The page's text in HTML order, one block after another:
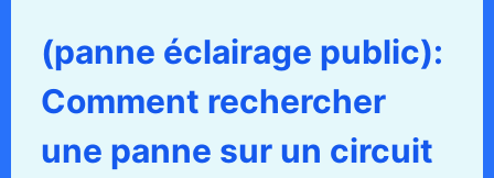
(panne éclairage public):
Comment rechercher
une panne sur un circuit